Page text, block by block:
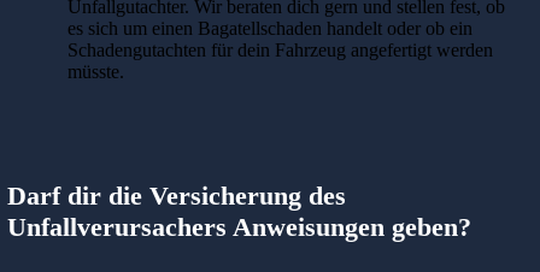
Unfallgutachter. Wir beraten dich gern und stellen fest, ob
es sich um einen Bagatellschaden handelt oder ob ein
Schadengutachten für dein Fahrzeug angefertigt werden
müsste.
Darf dir die Versicherung des
Unfallverursachers Anweisungen geben?